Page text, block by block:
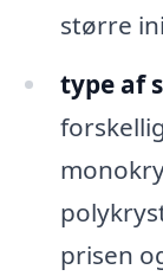
større
type af
prisen